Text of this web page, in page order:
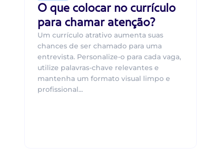
O que colocar no currículo
para chamar atenção?
Um currículo atrativo aumenta suas
chances de ser chamado para uma
entrevista. Personalize-o para cada vaga,
utilize palavras-chave relevantes e
mantenha um formato visual limpo e
profissional...